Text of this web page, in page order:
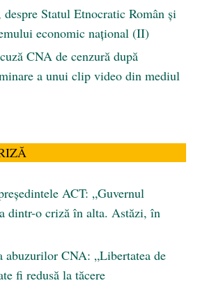
Statul Etnocratic Român şi
economic naţional (II)
CNA de cenzură după
a unui clip video din mediul
ACT: „Guvernul
dintr-o criză în alta. Astăzi, în
abuzurilor CNA: „Libertatea de
fi redusă la tăcere